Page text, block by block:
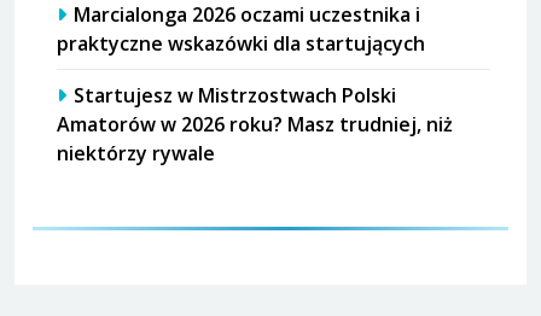
Marcialonga 2026 oczami uczestnika i
praktyczne wskazówki dla startujących
Startujesz w Mistrzostwach Polski
Amatorów w 2026 roku? Masz trudniej, niż
niektórzy rywale